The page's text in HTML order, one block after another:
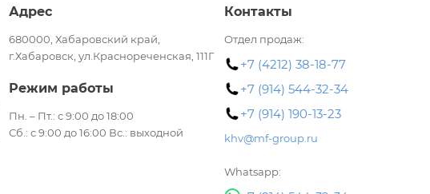
Адрес
680000, Хабаровский край,
г.Хабаровск, ул.Краснореченская, 111Г
Режим работы
Пн. – Пт.: с 9:00 до 18:00
Сб.: с 9:00 до 16:00 Вс.: выходной
Контакты
Отдел продаж:
+7 (4212) 38-18-77
+7 (914) 544-32-34
+7 (914) 190-13-23
khv@mf-group.ru
Whatsapp: